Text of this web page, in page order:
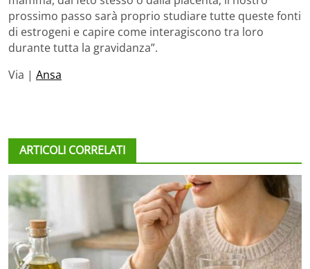
prossimo passo sarà proprio studiare tutte queste fonti
di estrogeni e capire come interagiscono tra loro
durante tutta la gravidanza”.
Via | Ansa
ARTICOLI CORRELATI